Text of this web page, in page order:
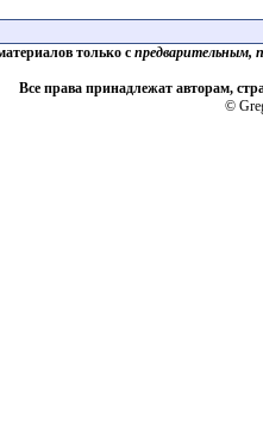
только с предварительным,
Все права принадлежат авторам,
©